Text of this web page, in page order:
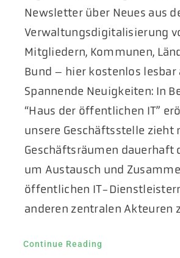
Aktuelles
Podcast
Newsletter über Neues aus
Verwaltungsdigitalisierung
Mitgliedern, Kommunen,
Bund – hier kostenlos lesbar
Spannende Neuigkeiten: In
“Haus der öffentlichen IT”
unsere Geschäftsstelle zieht
Geschäftsräumen dauerhaft
um Austausch und
öffentlichen IT-
anderen zentralen Akteuren
Continue Reading